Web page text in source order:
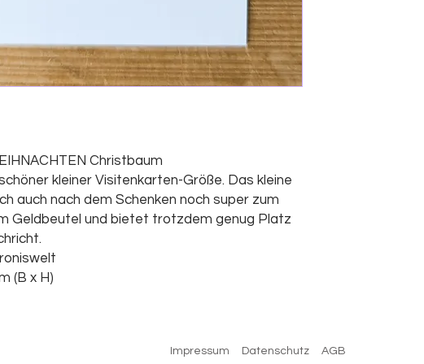
Christbaum
kleiner Visitenkarten-Größe. Das kleine
auch nach dem Schenken noch super zum
Geldbeutel und bietet trotzdem genug Platz
(B x H)
Impressum Datenschutz AGB